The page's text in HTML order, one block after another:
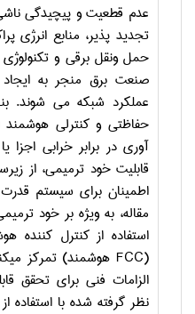
عدم قطعیت و پیچیدگی
تجدید پذیر، منابع انرژی
حمل ونقل برقی و
صنعت برق منجر به
عملکرد شبکه می شوند.
حفاظتی و کنترلی هوشمند
آوری در برابر خرابی اجزا
قابلیت خود ترمیمی، از
اطمینان برای سیستم
مقاله، به ویژه بر خود
استفاده از کنترل کننده
(
FCC هوشمند) تمرکز
الزامات فنی برای تحقق
نظر گرفته شده با استفاده از